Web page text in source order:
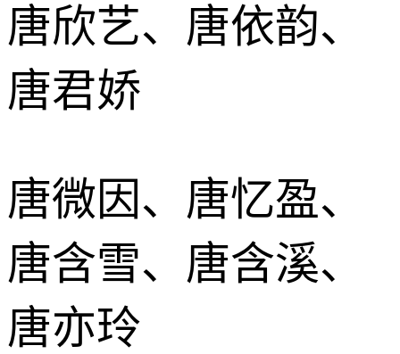
唐欣艺、唐依韵、
唐君娇
唐微因、唐忆盈、
唐含雪、唐含溪、
唐亦玲